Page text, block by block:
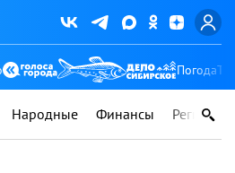
Погода
Народные Финансы Регионы